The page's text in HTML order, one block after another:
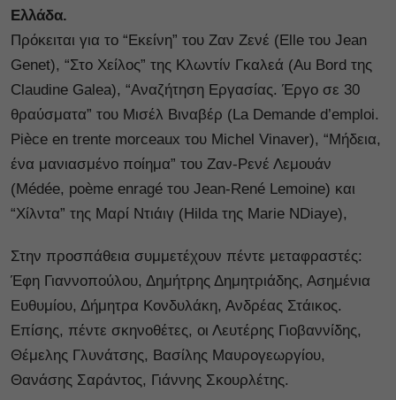
Ελλάδα.
Πρόκειται για το “Εκείνη” του Ζαν Ζενέ (Elle του Jean
Genet), “Στο Χείλος” της Κλωντίν Γκαλεά (Au Bord της
Claudine Galea), “Αναζήτηση Εργασίας. Έργο σε 30
θραύσματα” του Μισέλ Βιναβέρ (La Demande d’emploi.
Pièce en trente morceaux του Michel Vinaver), “Μήδεια,
ένα μανιασμένο ποίημα” του Ζαν-Ρενέ Λεμουάν
(Médée, poème enragé του Jean-René Lemoine) και
“Χίλντα” της Μαρί Ντιάιγ (Hilda της Marie NDiaye),
Στην προσπάθεια συμμετέχουν πέντε μεταφραστές:
Έφη Γιαννοπούλου, Δημήτρης Δημητριάδης, Ασημένια
Ευθυμίου, Δήμητρα Κονδυλάκη, Ανδρέας Στάικος.
Επίσης, πέντε σκηνοθέτες, οι Λευτέρης Γιοβαννίδης,
Θέμελης Γλυνάτσης, Βασίλης Μαυρογεωργίου,
Θανάσης Σαράντος, Γιάννης Σκουρλέτης.